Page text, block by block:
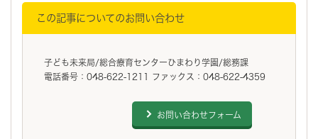
この記事についてのお問い合わせ
子ども未来局/総合療育センターひまわり学園/総務課
電話番号：048-622-1211 ファックス：048-622-4359
お問い合わせフォーム